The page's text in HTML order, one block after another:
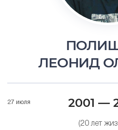
ЛЕОНИД
27 июля 2001 —
(20 лет